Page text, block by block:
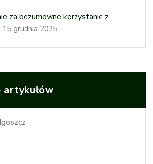
za bezumowne korzystanie z
15 grudnia 2025
artykułów